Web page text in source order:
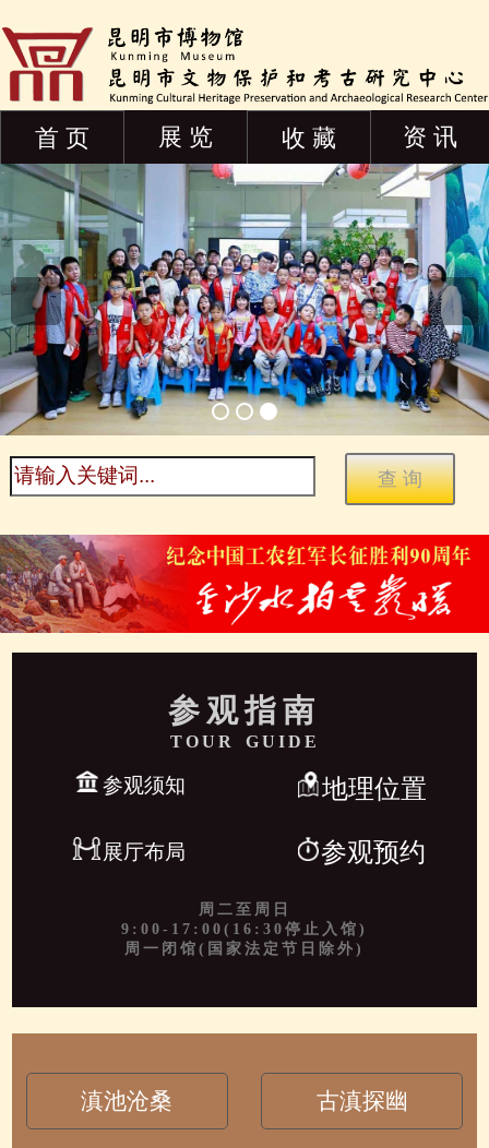
首 页 展 览 收 藏 资 讯
参观指南
TOUR GUIDE
参观须知 地理位置
展厅布局 参观预约
周二至周日
9:00-17:00(16:30停止入馆)
周一闭馆(国家法定节日除外)
滇池沧桑 古滇探幽